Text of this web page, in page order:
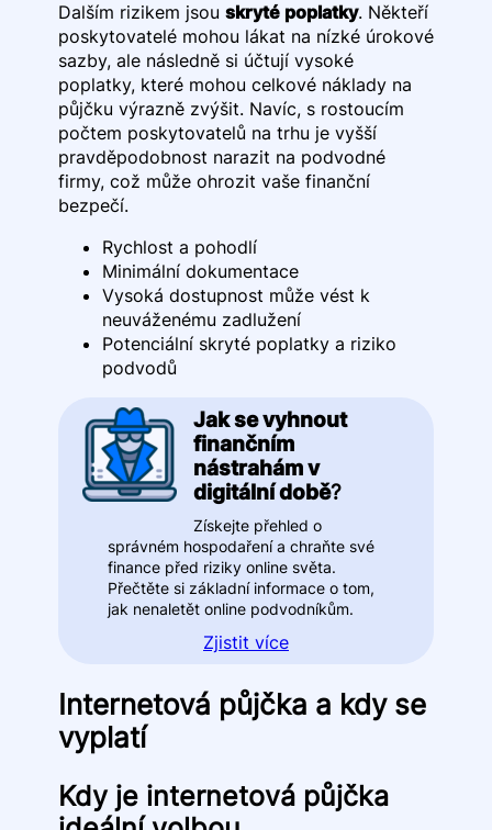
Dalším rizikem jsou skryté poplatky. Někteří
poskytovatelé mohou lákat na nízké úrokové
sazby, ale následně si účtují vysoké
poplatky, které mohou celkové náklady na
půjčku výrazně zvýšit. Navíc, s rostoucím
počtem poskytovatelů na trhu je vyšší
pravděpodobnost narazit na podvodné
firmy, což může ohrozit vaše finanční
bezpečí.
Rychlost a pohodlí
Minimální dokumentace
Vysoká dostupnost může vést k
neuváženému zadlužení
Potenciální skryté poplatky a riziko
podvodů
Jak se vyhnout
finančním
nástrahám v
digitální době?
Získejte přehled o
správném hospodaření a chraňte své
finance před riziky online světa.
Přečtěte si základní informace o tom,
jak nenaletět online podvodníkům.
Zjistit více
Internetová půjčka a kdy se
vyplatí
Kdy je internetová půjčka